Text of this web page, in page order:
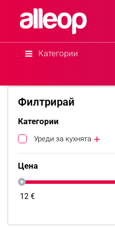
Категории
Филтрирай
Категории
Уреди за кухнята
Цена
12 €